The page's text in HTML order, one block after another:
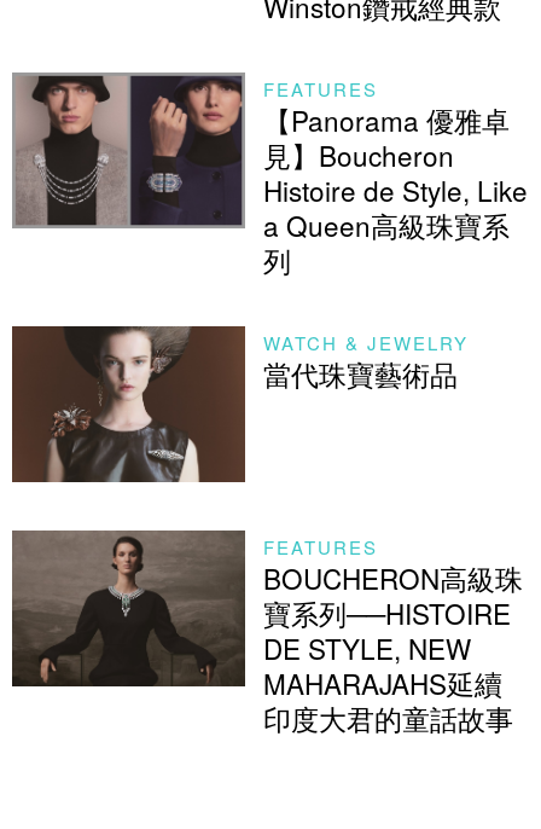
FEATURES
【Panorama 優雅卓
見】Boucheron
Histoire de Style, Like
a Queen高級珠寶系
列
WATCH & JEWELRY
當代珠寶藝術品
FEATURES
BOUCHERON高級珠
寶系列──HISTOIRE
DE STYLE, NEW
MAHARAJAHS延續
印度大君的童話故事